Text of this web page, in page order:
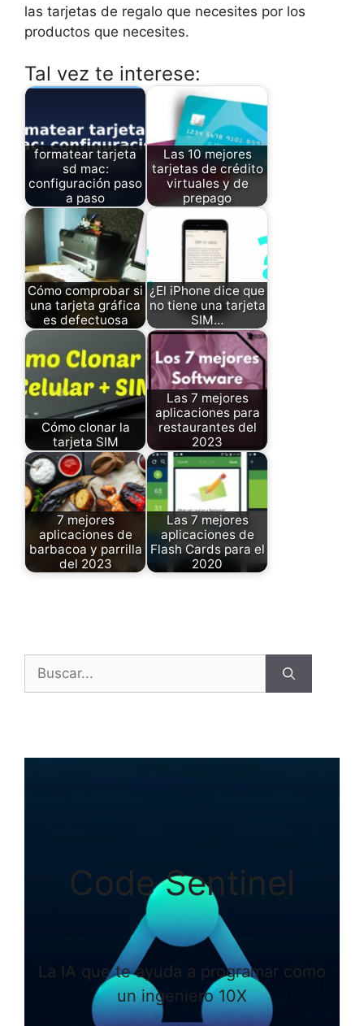
las tarjetas de regalo que necesites por los
productos que necesites.
Tal vez te interese:
formatear tarjeta
sd mac:
configuración paso
a paso
Las 10 mejores
tarjetas de crédito
virtuales y de
prepago
Cómo comprobar si
una tarjeta gráfica
es defectuosa
¿El iPhone dice que
no tiene una tarjeta
SIM…
Cómo clonar la
tarjeta SIM
Las 7 mejores
aplicaciones para
restaurantes del
2023
7 mejores
aplicaciones de
barbacoa y parrilla
del 2023
Las 7 mejores
aplicaciones de
Flash Cards para el
2020
Buscar:
Code Sentinel
La IA que te ayuda a programar como
un ingeniero 10X